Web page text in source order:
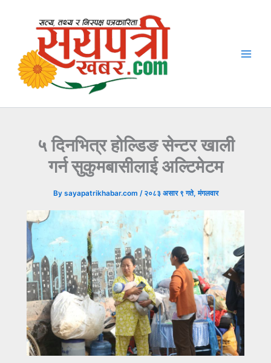
५ दिनभित्र होल्डिङ सेन्टर खाली
गर्न सुकुमबासीलाई अल्टिमेटम
By sayapatrikhabar.com / २०८३ असार ९ गते, मंगलवार